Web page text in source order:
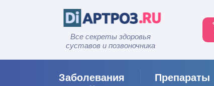
Все секреты здоровья
суставов и позвоночника
Заболевания Препараты